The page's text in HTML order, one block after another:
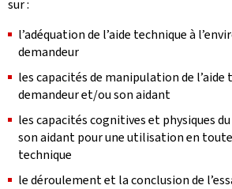
sur :
l’adéquation de l’aide technique à
demandeur
les capacités de manipulation de l’aide
demandeur et/ou son aidant
les capacités cognitives et physiques
son aidant pour une utilisation en toute
technique
le déroulement et la conclusion de